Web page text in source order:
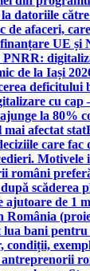
datoriile
de afaceri,
UE și
PNRR:
de la Iași
deficitului
cu cap
la 80%
mai afectat stat
care fac
Motivele
români
scăderea
ajutoare de 1
România
bani